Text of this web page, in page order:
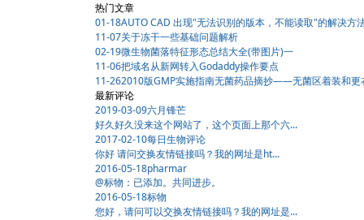
热门文章
01-18AUTO CAD 出现"无法识别的版本，不能读取"的解决方
11-07关于冻干一些基础问题解析
02-19微生物菌落特征形态总结大全(带图片)一
11-06把域名从新网转入Godaddy操作要点
11-262010版GMP实施指南无菌药品摘抄——无菌区着装和更
最新评论
2019-03-09六月锋芒
好久好久没来这个网站了，这个页面上那个六...
2017-02-10每日生物评论
你好 请问交换友情链接吗？我的网址是ht...
2016-05-18pharmar
@标物：已添加。共同进步。
2016-05-18标物
您好，请问可以交换友情链接吗？我的网址是...